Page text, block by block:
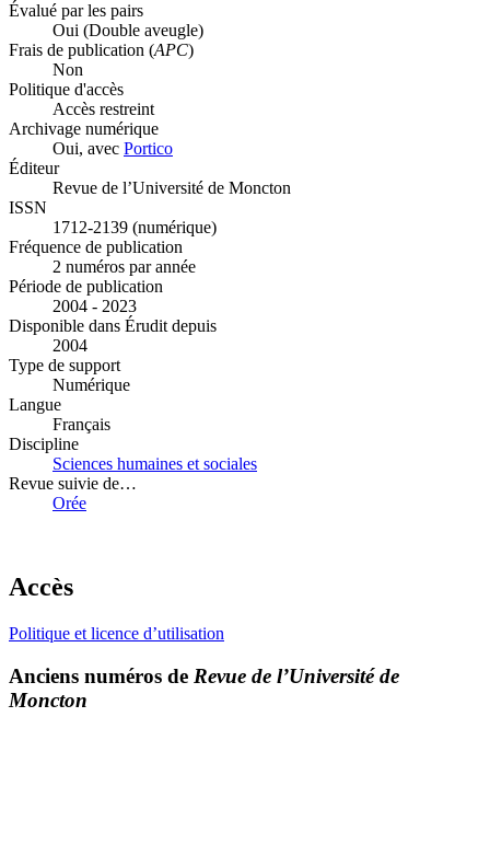
Évalué par les pairs
Oui (Double aveugle)
Frais de publication (APC)
Non
Politique d'accès
Accès restreint
Archivage numérique
Oui, avec Portico
Éditeur
Revue de l’Université de Moncton
ISSN
1712-2139 (numérique)
Fréquence de publication
2 numéros par année
Période de publication
2004 - 2023
Disponible dans Érudit depuis
2004
Type de support
Numérique
Langue
Français
Discipline
Sciences humaines et sociales
Revue suivie de…
Orée
Accès
Politique et licence d’utilisation
Anciens numéros de Revue de l’Université de
Moncton